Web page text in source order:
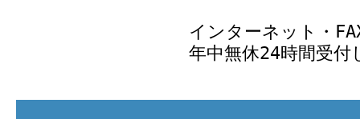
インターネット・
年中無休24時間受付